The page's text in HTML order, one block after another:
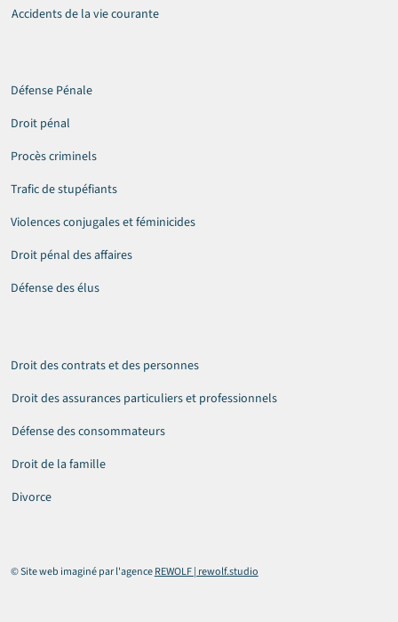
© Site web imaginé par l'agenceREWOLF | rewolf.studio
Défense Pénale
Droit pénal
Procès criminels
Trafic de stupéfiants
Violences conjugales et féminicides
Droit pénal des affaires
Défense des élus
Accidents de la vie courante
Droit des contrats et des personnes
Droit des assurances particuliers et professionnels
Défense des consommateurs
Droit de la famille
Divorce